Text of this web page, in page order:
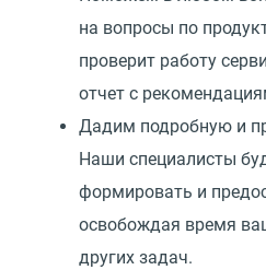
на вопросы по
проверит работу
отчет с
Дадим подробную и
Наши специалисты
формировать и
освобождая время
других задач.